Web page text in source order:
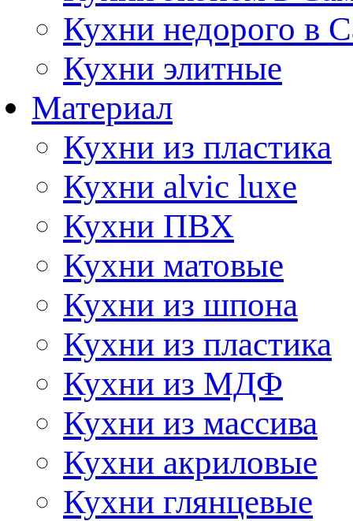
Кухни недорого в
Кухни элитные
Материал
Кухни из пластика
Кухни alvic luxe
Кухни ПВХ
Кухни матовые
Кухни из шпона
Кухни из пластика
Кухни из МДФ
Кухни из массива
Кухни акриловые
Кухни глянцевые